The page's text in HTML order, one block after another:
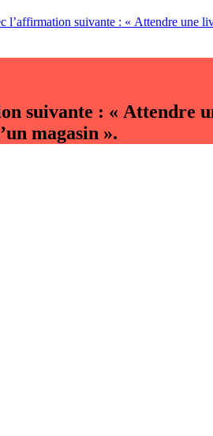
l’affirmation suivante : « Attendre une
suivante : « Attendre
magasin ».